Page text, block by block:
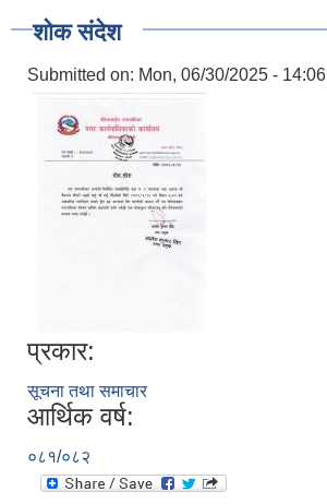
शोक संदेश
Submitted on: Mon, 06/30/2025 - 14:06
प्रकार:
सूचना तथा समाचार
आर्थिक वर्ष:
०८१/०८२